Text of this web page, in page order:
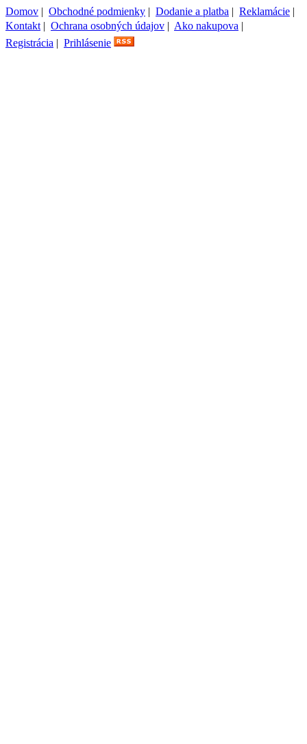
Domov | Obchodné podmienky | Dodanie a platba | Reklamácie |
Kontakt | Ochrana osobných údajov | Ako nakupova |
Registrácia | Prihlásenie